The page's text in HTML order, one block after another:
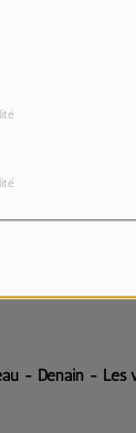
Lino
- Denain - Les